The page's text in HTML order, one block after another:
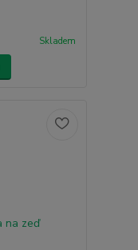
Skladem